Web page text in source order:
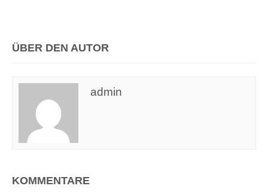
ÜBER DEN AUTOR
admin
KOMMENTARE